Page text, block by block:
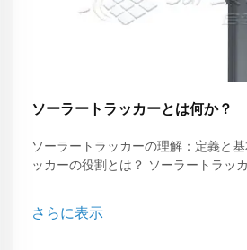
ソーラートラッカーとは何か？
ソーラートラッカーの理解：定義と
ッカーの役割とは？ ソーラートラッ
けることで発電量を向上させることに
さらに表示